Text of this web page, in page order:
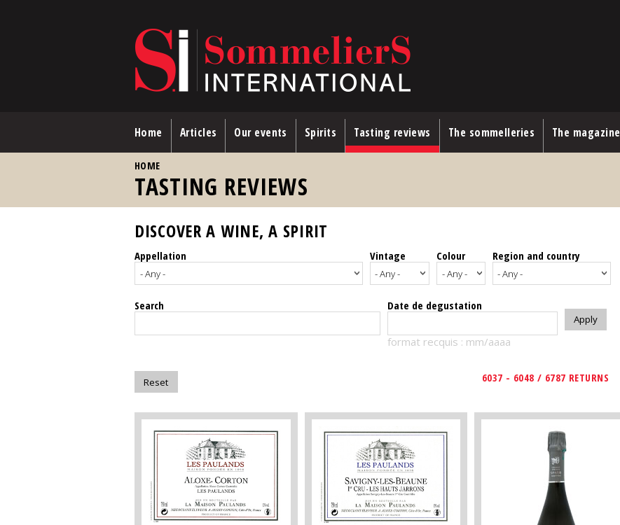
Home Articles Our events Spirits Tasting reviews The sommelleries The magazine
HOME
TASTING REVIEWS
DISCOVER A WINE, A SPIRIT
Appellation Vintage Colour Region and country
Search Date de degustation
format recquis : mm/aaaa
6037 - 6048 / 6787 RETURNS